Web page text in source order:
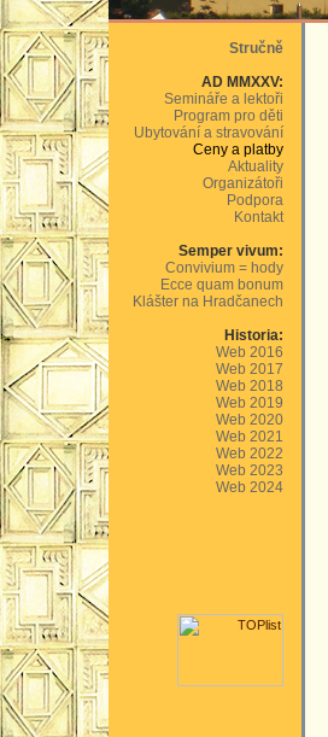
Stručně
AD MMXXV:
Semináře a lektoři
Program pro děti
Ubytování a stravování
Ceny a platby
Aktuality
Organizátoři
Podpora
Kontakt
Semper vivum:
Convivium = hody
Ecce quam bonum
Klášter na Hradčanech
Historia:
Web 2016
Web 2017
Web 2018
Web 2019
Web 2020
Web 2021
Web 2022
Web 2023
Web 2024